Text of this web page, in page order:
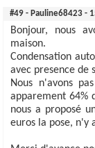
#49 - Pauline68423 -
Bonjour, nous
maison.
Condensation
avec presence de
Nous n'avons
apparement 64%
nous a proposé
euros la pose, n'y